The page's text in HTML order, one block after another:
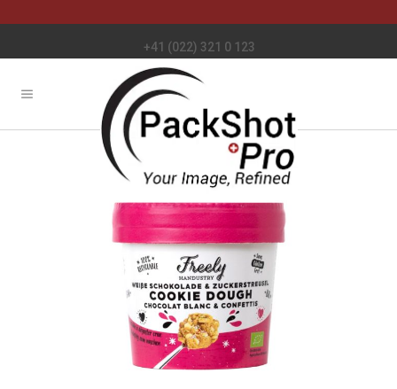
+41 (022) 321 0 123